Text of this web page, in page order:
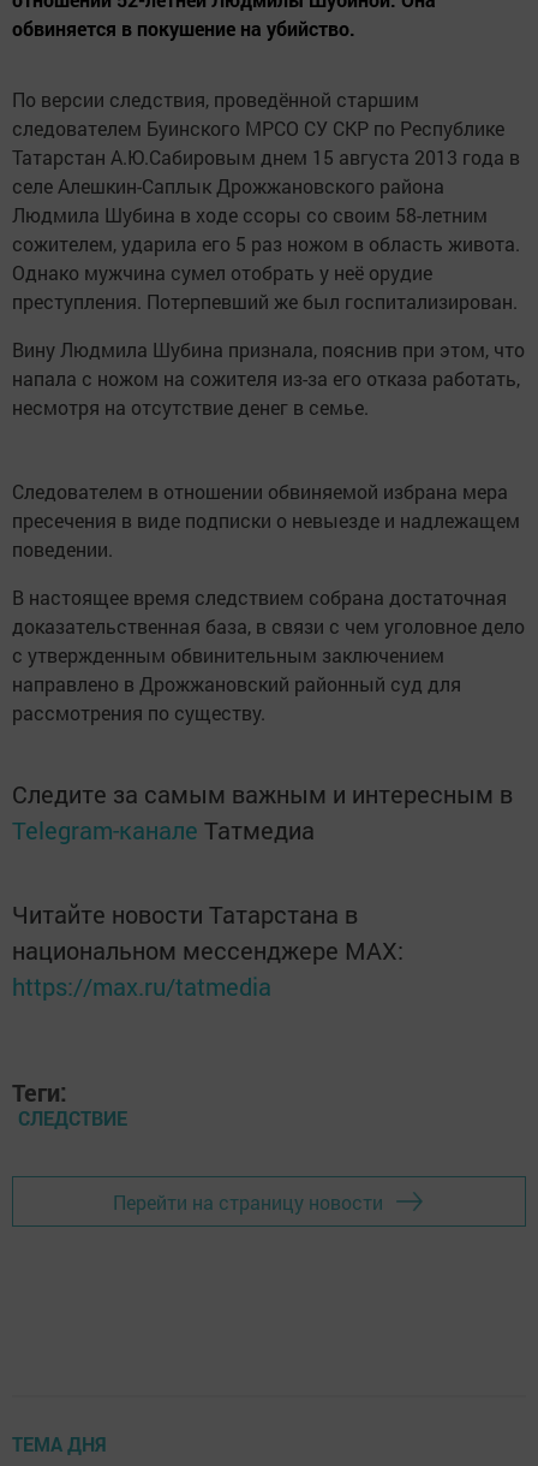
обвиняется в покушение на убийство.
По версии следствия, проведённой старшим
следователем Буинского МРСО СУ СКР по Республике
Татарстан А.Ю.Сабировым днем 15 августа 2013 года в
селе Алешкин-Саплык Дрожжановского района
Людмила Шубина в ходе ссоры со своим 58-летним
сожителем, ударила его 5 раз ножом в область живота.
Однако мужчина сумел отобрать у неё орудие
преступления. Потерпевший же был госпитализирован.
Вину Людмила Шубина признала, пояснив при этом, что
напала с ножом на сожителя из-за его отказа работать,
несмотря на отсутствие денег в семье.
Следователем в отношении обвиняемой избрана мера
пресечения в виде подписки о невыезде и надлежащем
поведении.
В настоящее время следствием собрана достаточная
доказательственная база, в связи с чем уголовное дело
с утвержденным обвинительным заключением
направлено в Дрожжановский районный суд для
рассмотрения по существу.
Следите за самым важным и интересным в
Telegram-канале Татмедиа
Читайте новости Татарстана в
национальном мессенджере MАХ:
https://max.ru/tatmedia
Теги:
СЛЕДСТВИЕ
Перейти на страницу новости
ТЕМА ДНЯ